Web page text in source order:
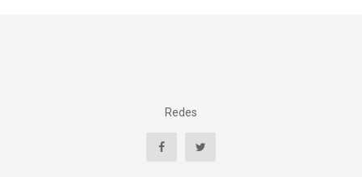
Redes